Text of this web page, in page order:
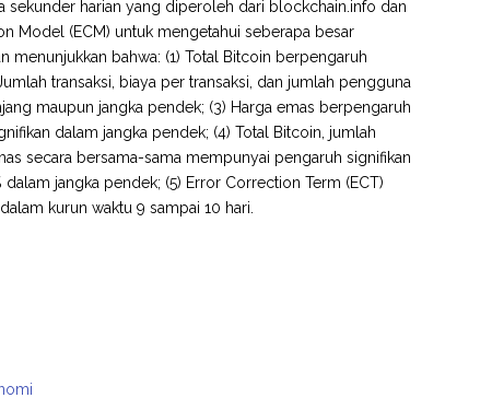
sekunder harian yang diperoleh dari blockchain.info dan
Model (ECM) untuk mengetahui seberapa besar
menunjukkan bahwa: (1) Total Bitcoin berpengaruh
transaksi, biaya per transaksi, dan jumlah pengguna
maupun jangka pendek; (3) Harga emas berpengaruh
dalam jangka pendek; (4) Total Bitcoin, jumlah
secara bersama-sama mempunyai pengaruh signifikan
jangka pendek; (5) Error Correction Term (ECT)
kurun waktu 9 sampai 10 hari.